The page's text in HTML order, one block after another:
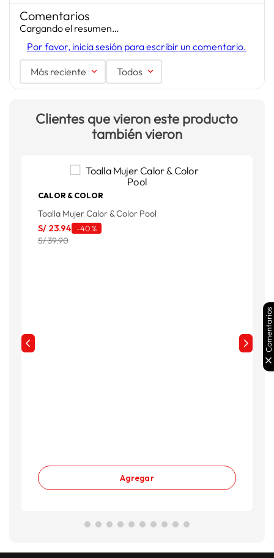
Comentarios
Cargando el resumen…
Por favor, inicia sesión para escribir un comentario.
Más reciente Todos
Clientes que vieron este producto
también vieron
CALOR & COLOR
Toalla Mujer Calor & Color Pool
S/ 23.94 -40 %
S/ 39.90
Agregar
Comentarios